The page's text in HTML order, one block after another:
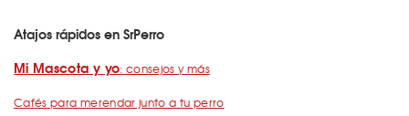
Atajos rápidos en SrPerro
Mi Mascota y yo: consejos y más
Cafés para merendar junto a tu perro